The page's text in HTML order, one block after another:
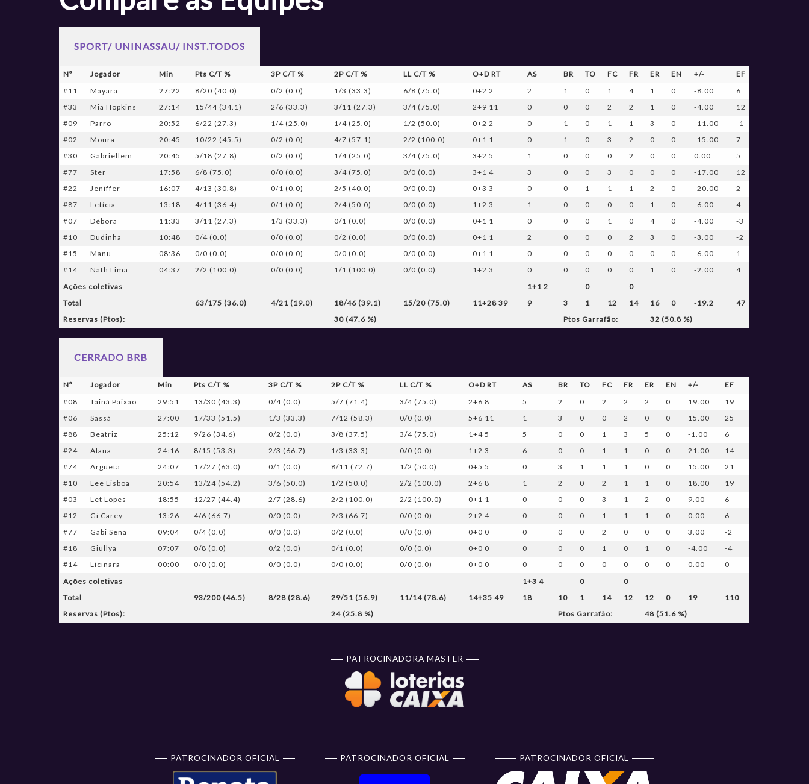
SPORT/ UNINASSAU/ INST.TODOS
Nº Jogador Min Pts C/T % 3P C/T % 2P C/T % LL C/T % O+D RT AS BR TO FC FR ER EN +/-
EF
#11
Mayara 27:22 8/20 (40.0) 0/2 (0.0) 1/3 (33.3) 6/8 (75.0) 0+2 2 2 1 0 1 4 1 0 -8.00
6
#33
Mia Hopkins 27:14 15/44 (34.1) 2/6 (33.3) 3/11 (27.3) 3/4 (75.0) 2+9 11 0 0 0 2 2 1 0 -4.00
12
#09
Parro 20:52 6/22 (27.3) 1/4 (25.0) 1/4 (25.0) 1/2 (50.0) 0+2 2 0 1 0 1 1 3 0 -11.00
-1
#02
Moura 20:45 10/22 (45.5) 0/2 (0.0) 4/7 (57.1) 2/2 (100.0) 0+1 1 0 1 0 3 2 0 0 -15.00
7
#30
Gabriellem 20:45 5/18 (27.8) 0/2 (0.0) 1/4 (25.0) 3/4 (75.0) 3+2 5 1 0 0 0 2 0 0 0.00
5
#77
Ster 17:58 6/8 (75.0) 0/0 (0.0) 3/4 (75.0) 0/0 (0.0) 3+1 4 3 0 0 3 0 0 0 -17.00
12
#22
Jeniffer 16:07 4/13 (30.8) 0/1 (0.0) 2/5 (40.0) 0/0 (0.0) 0+3 3 0 0 1 1 1 2 0 -20.00
2
#87
Letícia 13:18 4/11 (36.4) 0/1 (0.0) 2/4 (50.0) 0/0 (0.0) 1+2 3 1 0 0 0 0 1 0 -6.00
4
#07
Débora 11:33 3/11 (27.3) 1/3 (33.3) 0/1 (0.0) 0/0 (0.0) 0+1 1 0 0 0 1 0 4 0 -4.00
-3
#10
Dudinha 10:48 0/4 (0.0) 0/0 (0.0) 0/2 (0.0) 0/0 (0.0) 0+1 1 2 0 0 0 2 3 0 -3.00
-2
#15
Manu 08:36 0/0 (0.0) 0/0 (0.0) 0/0 (0.0) 0/0 (0.0) 0+1 1 0 0 0 0 0 0 0 -6.00
1
#14
Nath Lima 04:37 2/2 (100.0) 0/0 (0.0) 1/1 (100.0) 0/0 (0.0) 1+2 3 0 0 0 0 0 1 0 -2.00
4
Ações coletivas
1+1 2 0
0
Total
63/175 (36.0) 4/21 (19.0) 18/46 (39.1) 15/20 (75.0) 11+28 39 9 3 1 12 14 16 0 -19.2
47
Reservas (Ptos):
30 (47.6 %) Ptos Garrafão: 32 (50.8 %)
CERRADO BRB
Nº Jogador Min Pts C/T % 3P C/T % 2P C/T % LL C/T % O+D RT AS BR TO FC FR ER EN +/-
EF
#08
Tainá Paixão 29:51 13/30 (43.3) 0/4 (0.0) 5/7 (71.4) 3/4 (75.0) 2+6 8 5 2 0 2 2 2 0 19.00
19
#06
Sassá 27:00 17/33 (51.5) 1/3 (33.3) 7/12 (58.3) 0/0 (0.0) 5+6 11 1 3 0 0 2 0 0 15.00
25
#88
Beatriz 25:12 9/26 (34.6) 0/2 (0.0) 3/8 (37.5) 3/4 (75.0) 1+4 5 5 0 0 1 3 5 0 -1.00
6
#24
Alana 24:16 8/15 (53.3) 2/3 (66.7) 1/3 (33.3) 0/0 (0.0) 1+2 3 6 0 0 1 1 0 0 21.00
14
#74
Argueta 24:07 17/27 (63.0) 0/1 (0.0) 8/11 (72.7) 1/2 (50.0) 0+5 5 0 3 1 1 1 0 0 15.00
21
#10
Lee Lisboa 20:54 13/24 (54.2) 3/6 (50.0) 1/2 (50.0) 2/2 (100.0) 2+6 8 1 2 0 2 1 1 0 18.00
19
#03
Let Lopes 18:55 12/27 (44.4) 2/7 (28.6) 2/2 (100.0) 2/2 (100.0) 0+1 1 0 0 0 3 1 2 0 9.00
6
#12
Gi Carey 13:26 4/6 (66.7) 0/0 (0.0) 2/3 (66.7) 0/0 (0.0) 2+2 4 0 0 0 1 1 1 0 0.00
6
#77
Gabi Sena 09:04 0/4 (0.0) 0/0 (0.0) 0/2 (0.0) 0/0 (0.0) 0+0 0 0 0 0 2 0 0 0 3.00
-2
#18
Giullya 07:07 0/8 (0.0) 0/2 (0.0) 0/1 (0.0) 0/0 (0.0) 0+0 0 0 0 0 1 0 1 0 -4.00
-4
#14
Licinara 00:00 0/0 (0.0) 0/0 (0.0) 0/0 (0.0) 0/0 (0.0) 0+0 0 0 0 0 0 0 0 0 0.00
0
Ações coletivas
1+3 4 0
0
Total
93/200 (46.5) 8/28 (28.6) 29/51 (56.9) 11/14 (78.6) 14+35 49 18 10 1 14 12 12 0 19
110
Reservas (Ptos):
24 (25.8 %) Ptos Garrafão: 48 (51.6 %)
PATROCINADORA MASTER
PATROCINADOR OFICIAL PATROCINADOR OFICIAL PATROCINADOR OFICIAL